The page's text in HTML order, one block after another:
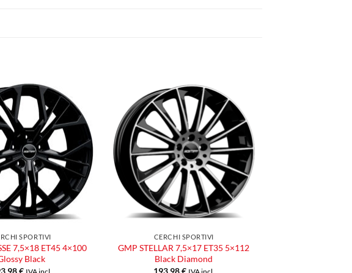
Aggiungi
alla lista
dei
desideri
SPORTIVI
7,5×18 ET45 4×100
Black
€ IVA incl.
Aggiungi
alla lista
dei
desideri
CERCHI SPORTIVI
GMP STELLAR 7,5×17 ET35 5×112
Black Diamond
193,98€ IVA incl.